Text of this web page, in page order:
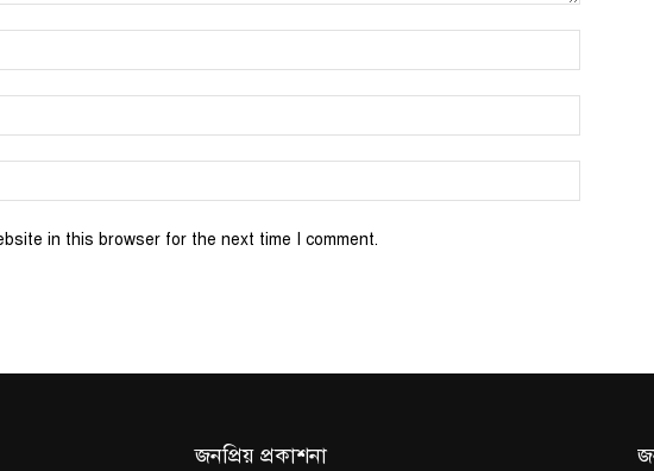
in this browser for the next time I comment.
জনপ্রিয় প্রকাশনা